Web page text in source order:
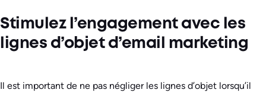
Stimulez l’engagement avec les
lignes d’objet d’email marketing
Il est important de ne pas négliger les lignes d’objet lorsqu’il